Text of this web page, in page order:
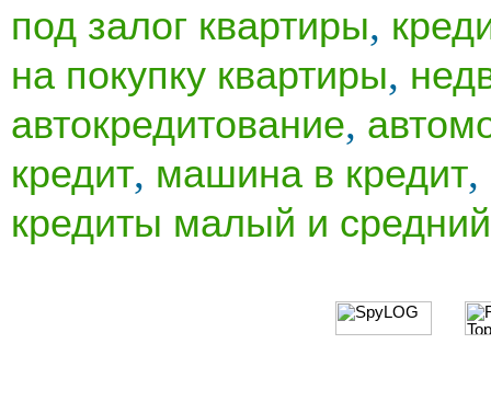
под залог квартиры,
на покупку квартиры,
автокредитование,
кредит, машина в кредит,
кредиты малый и